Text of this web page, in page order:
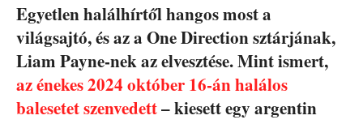
Egyetlen halálhírtől hangos most a
világsajtó, és az a One Direction sztárjának,
Liam Payne-nek az elvesztése. Mint ismert,
az énekes 2024 október 16-án halálos
balesetet szenvedett– kiesett egy argentin